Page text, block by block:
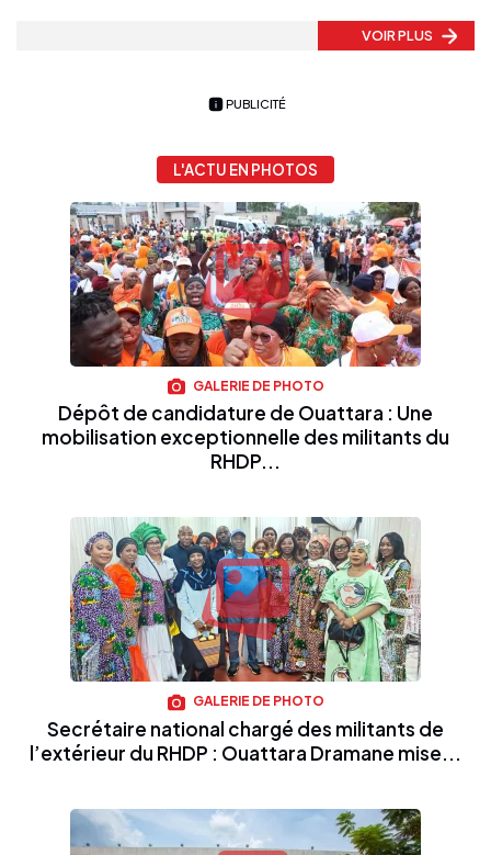
VOIR PLUS
PUBLICITÉ
L'ACTU EN PHOTOS
GALERIE DE PHOTO
Dépôt de candidature de Ouattara : Une
mobilisation exceptionnelle des militants du
RHDP...
GALERIE DE PHOTO
Secrétaire national chargé des militants de
l’extérieur du RHDP : Ouattara Dramane mise...